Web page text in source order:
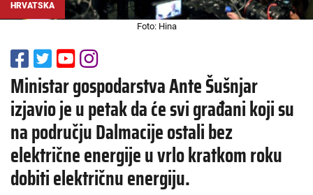
HRVATSKA
Foto: Hina
Ministar gospodarstva Ante Šušnjar
izjavio je u petak da će svi građani koji su
na području Dalmacije ostali bez
električne energije u vrlo kratkom roku
dobiti električnu energiju.